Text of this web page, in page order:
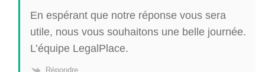
En espérant que notre réponse vous sera
utile, nous vous souhaitons une belle journée.
L’équipe LegalPlace.
Répondre